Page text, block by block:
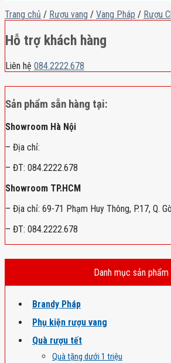
Trang chủ / Rượu vang / Vang Pháp / Rượu
Hỗ trợ khách hàng
Liên hệ 084.2222.678
Sản phẩm sẵn hàng tại:
Showroom Hà Nội
– Địa chỉ:
– ĐT: 084.2222.678
Showroom TP.HCM
– Địa chỉ: 69-71 Phạm Huy Thông, P.17, Q.
– ĐT: 084.2222.678
Danh mục sản phẩm
Brandy Pháp
Phụ kiện rượu vang
Quà rượu tết
Quà tặng dưới 1 triệu